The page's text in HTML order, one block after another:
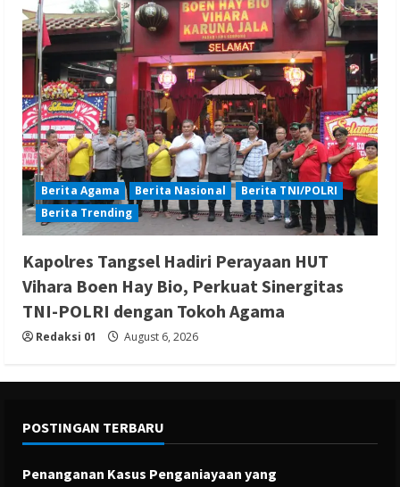
Berita Agama Berita Nasional
Berita TNI/POLRI
Berita Trending
Kapolres Tangsel Hadiri Perayaan HUT
Vihara Boen Hay Bio, Perkuat Sinergitas
TNI-POLRI dengan Tokoh Agama
Redaksi 01 August 6, 2026
POSTINGAN TERBARU
Penanganan Kasus Penganiayaan yang